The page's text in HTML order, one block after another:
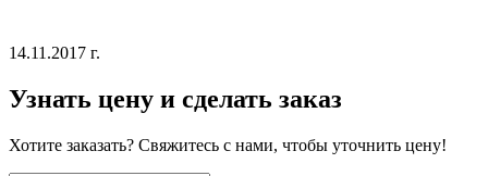
14.11.2017 г.
Узнать цену и сделать заказ
Хотите заказать? Свяжитесь с нами, чтобы уточнить цену!